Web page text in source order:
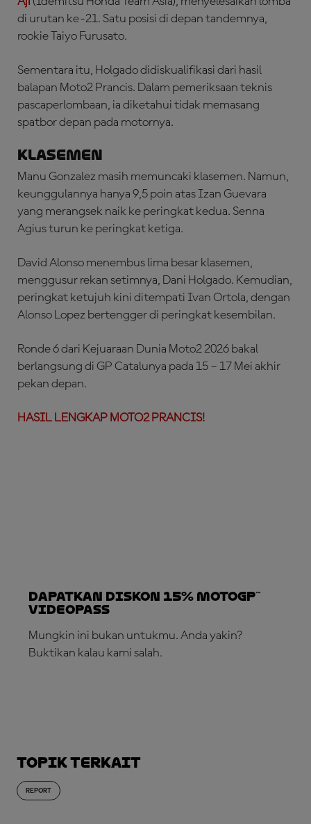
di urutan ke-21. Satu posisi di depan tandemnya,
rookie Taiyo Furusato.
Sementara itu, Holgado didiskualifikasi dari hasil
balapan Moto2 Prancis. Dalam pemeriksaan teknis
pascaperlombaan, ia diketahui tidak memasang
spatbor depan pada motornya.
Klasemen
Manu Gonzalez masih memuncaki klasemen. Namun,
keunggulannya hanya 9,5 poin atas Izan Guevara
yang merangsek naik ke peringkat kedua. Senna
Agius turun ke peringkat ketiga.
David Alonso menembus lima besar klasemen,
menggusur rekan setimnya, Dani Holgado. Kemudian,
peringkat ketujuh kini ditempati Ivan Ortola, dengan
Alonso Lopez bertengger di peringkat kesembilan.
Ronde 6 dari Kejuaraan Dunia Moto2 2026 bakal
berlangsung di GP Catalunya pada 15 – 17 Mei akhir
pekan depan.
HASIL LENGKAP MOTO2 PRANCIS!
Dapatkan Diskon 15% MotoGP™
VideoPass
Mungkin ini bukan untukmu. Anda yakin?
Buktikan kalau kami salah.
Topik Terkait
REPORT